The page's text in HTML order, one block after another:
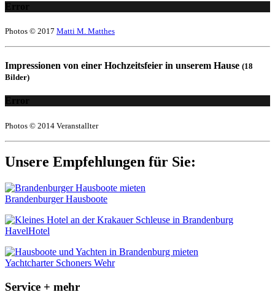
Error
Photos © 2017 Matti M. Matthes
Impressionen von einer Hochzeitsfeier in unserem Hause (18
Bilder)
Error
Photos © 2014 Veranstallter
Unsere Empfehlungen für Sie:
Brandenburger Hausboote
HavelHotel
Yachtcharter Schoners Wehr
Service + mehr